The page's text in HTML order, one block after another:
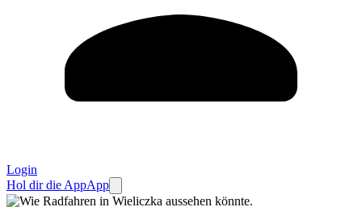
Login
Hol dir die AppApp